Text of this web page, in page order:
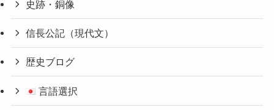
史跡・銅像
信長公記（現代文）
歴史ブログ
言語選択